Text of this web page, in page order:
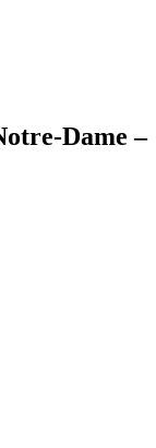
Dame –